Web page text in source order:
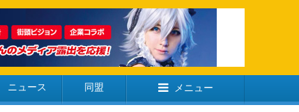
ニュース 同盟 メニュー